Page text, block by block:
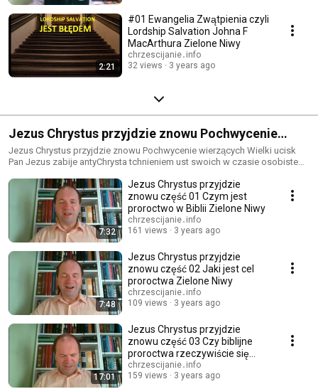
2:21
#01 Ewangelia Zwątpienia czyli
Lordship Salvation Johna F
MacArthura Zielone Niwy
chrzescijanie․info
32 views
3 years ago
Jezus Chrystus przyjdzie znowu Pochwycenie
wierzących Wielki ucisk Pan Jezus zabije
antyChrysta tchnieniem ust swoich w czasie
osobistego Przyjścia
Jezus Chrystus przyjdzie znowu Pochwycenie wierzących Wielki ucisk
Pan Jezus zabije antyChrysta tchnieniem ust swoich w czasie osobistego
7:32
Jezus Chrystus przyjdzie
znowu część 01 Czym jest
proroctwo w Biblii Zielone Niwy
chrzescijanie․info
161 views
3 years ago
7:48
Jezus Chrystus przyjdzie
znowu część 02 Jaki jest cel
proroctwa Zielone Niwy
chrzescijanie․info
109 views
3 years ago
17:01
Jezus Chrystus przyjdzie
znowu część 03 Czy biblijne
proroctwa rzeczywiście się
wypełnią
chrzescijanie․info
159 views
3 years ago